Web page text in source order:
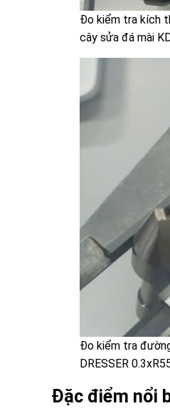
Đo kiểm tra kích
cây sửa đá mài
Đo kiểm tra
DRESSER
Đặc điểm nổi